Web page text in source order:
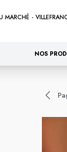
MARCHÉ -
NOS